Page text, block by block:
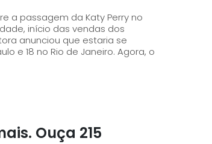
a passagem da Katy Perry no
início das vendas dos
e 18 no Rio de Janeiro. Agora, o
Ouça 215